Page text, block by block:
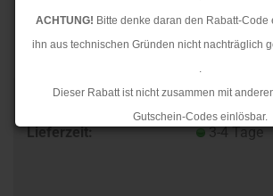
ACHTUNG! Bitte denke daran den Rabatt-
ihn aus technischen Gründen nicht nachträglich
.
Dieser Rabatt ist nicht zusammen mit
Gutschein-Codes einlösbar.
.
Rückstaus kann es jedoch zu längeren
Lieferzeit:
3-4 Tage